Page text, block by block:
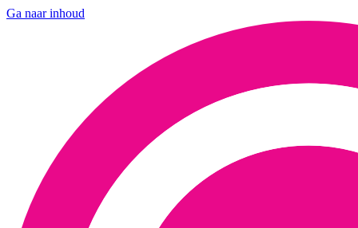
Ga naar inhoud